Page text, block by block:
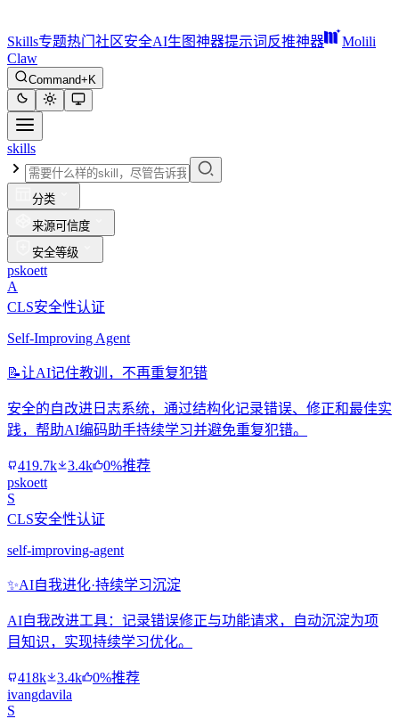
Skills专题热门 社区安全AI生图神器提示词反推神器
Molili
Claw
Command+K
skills
分类
来源可信度
安全等级
pskoett
A
CLS安全性认证
Self-Improving Agent
📝让AI记住教训，不再重复犯错
安全的自改进日志系统，通过结构化记录错误、修正和最佳实
践，帮助AI编码助手持续学习并避免重复犯错。
419.7k 3.4k
0%推荐
pskoett
S
CLS安全性认证
self-improving-agent
✨AI自我进化·持续学习沉淀
AI自我改进工具：记录错误修正与功能请求，自动沉淀为项
目知识，实现持续学习优化。
418k 3.4k
0%推荐
ivangdavila
S